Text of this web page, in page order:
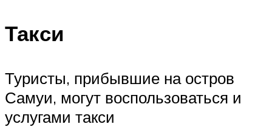
Такси
Туристы, прибывшие на остров
Самуи, могут воспользоваться и
услугами такси